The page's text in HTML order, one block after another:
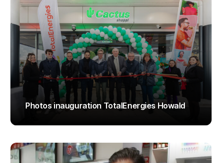
Photos inauguration TotalEnergies Howald